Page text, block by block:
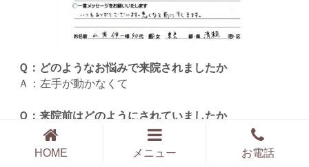
Ｑ：どのようなお悩みで来院されましたか
Ａ：左手が動かなくて
Ｑ：来院前はどのようにされていましたか
Ａ：薬を飲む事と電気治療をしていました
HOME メニュー お電話